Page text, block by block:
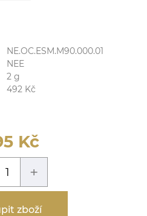
NE.OC.ESM.M90.000.01
NEE
2 g
492 Kč
Kč
+
zboží